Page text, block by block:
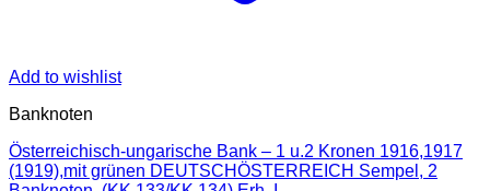
Add to wishlist
Banknoten
Österreichisch-ungarische Bank – 1 u.2 Kronen 1916,1917
(1919),mit grünen DEUTSCHÖSTERREICH Sempel, 2